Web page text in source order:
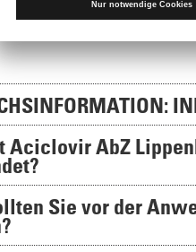
Aciclovir AbZ
Sie vor der